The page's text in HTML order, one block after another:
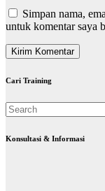
Simpan nama,
untuk komentar saya
Cari Training
Konsultasi & Informasi